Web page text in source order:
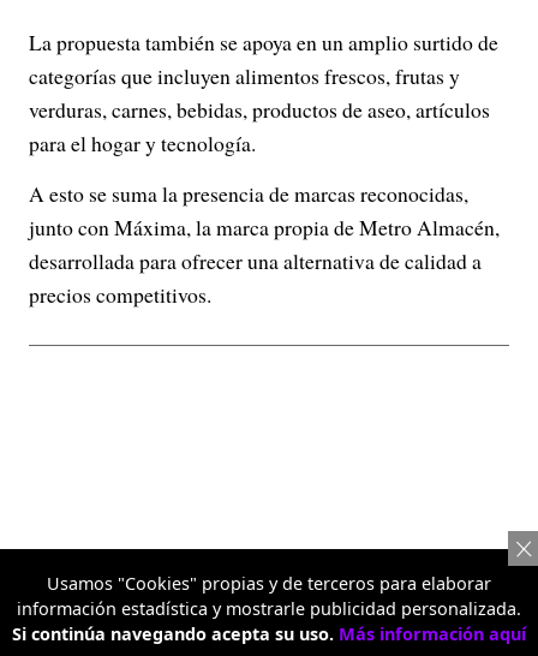
La propuesta también se apoya en un amplio surtido de
categorías que incluyen alimentos frescos, frutas y
verduras, carnes, bebidas, productos de aseo, artículos
para el hogar y tecnología.
A esto se suma la presencia de marcas reconocidas,
junto con Máxima, la marca propia de Metro Almacén,
desarrollada para ofrecer una alternativa de calidad a
precios competitivos.
Usamos "Cookies" propias y de terceros para elaborar
información estadística y mostrarle publicidad personalizada.
Si continúa navegando acepta su uso. Más información aquí